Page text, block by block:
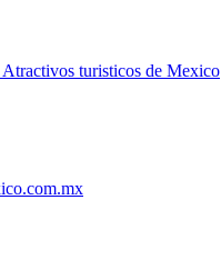
turisticos de Mexico